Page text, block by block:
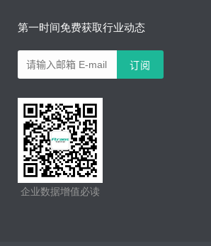
第一时间免费获取行业动态
企业数据增值必读